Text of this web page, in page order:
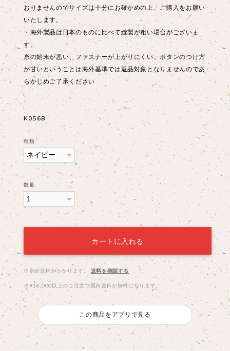
おりませんのでサイズは十分にお確かめの上、ご購入をお願い
いたします。
・海外製品は日本のものに比べて縫製が粗い場合がございま
す。
糸の始末が悪い、ファスナーが上がりにくい、ボタンのつけ方
が甘いということは海外基準では返品対象となりませんのであ
らかじめご了承ください
K0568
種類
数量
カートに入れる
※別途送料がかかります。 送料を確認する
※¥18,000以上のご注文で国内送料が無料になります。
この商品をアプリで見る